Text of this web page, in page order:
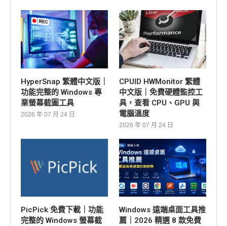
HyperSnap 繁體中文版｜
功能完整的 Windows 專
業螢幕截圖工具
2026 年 07 月 24 日
CPUID HWMonitor 繁體
中文版｜免費硬體監控工
具，查看 CPU、GPU 與
電腦溫度
2026 年 07 月 24 日
PicPick 免費下載｜功能
完整的 Windows 螢幕截
Windows 遠端桌面工具推
薦｜2026 精選 8 款免費